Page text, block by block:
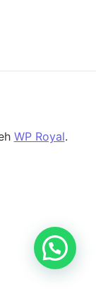
WP Royal.